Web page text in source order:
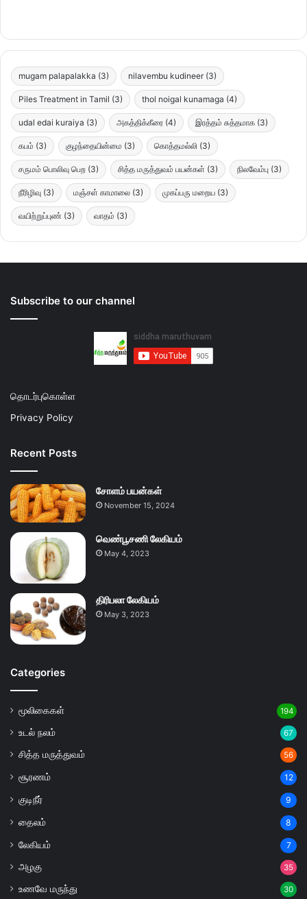
mugam palapalakka (3) nilavembu kudineer (3)
Piles Treatment in Tamil (3) thol noigal kunamaga (4)
udal edai kuraiya (3) அகத்திக்கீரை (4) இரத்தம் சுத்தமாக (3)
கபம் (3) குழந்தையின்மை (3) கொத்தமல்லி (3)
சருமம் பொலிவு பெற (3) சித்த மருத்துவம் பயன்கள் (3) நிலவேம்பு (3)
நீரிழிவு (3) மஞ்சள் காமாலை (3) முகப்பரு மறைய (3)
வயிற்றுப்புண் (3) வாதம் (3)
Subscribe to our channel
தொடர்புகொள்ள
Privacy Policy
Recent Posts
சோளம் பயன்கள்
November 15, 2024
வெண்பூசணி லேகியம்
May 4, 2023
திரிபலா லேகியம்
May 3, 2023
Categories
மூலிகைகள் 194
உடல் நலம் 67
சித்த மருத்துவம் 56
சூரணம் 12
குடிநீர் 9
தைலம் 8
லேகியம் 7
அழகு 35
உணவே மருந்து 30